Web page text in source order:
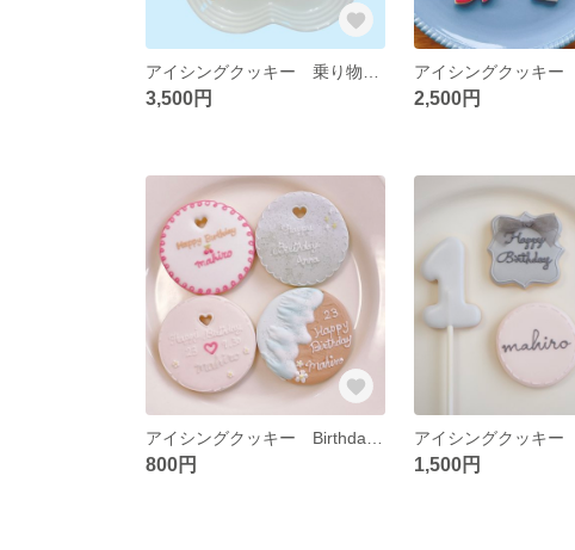
3,500円
アイシングクッ
2,500円
800円 1,500円